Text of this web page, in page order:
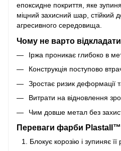
епоксидне покриття, яке
міцний захисний шар, стійкий
агресивного середовища.
Чому не варто
Іржа проникає глибоко в
Конструкція поступово
Зростає ризик деформації
Витрати на відновлення
Чим довше метал без
Переваги фарби
Блокує корозію і зупиняє її